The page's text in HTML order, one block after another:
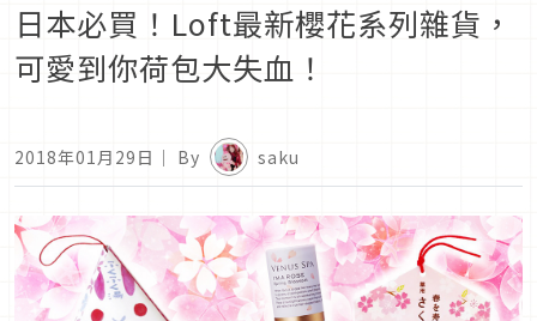
日本必買！Loft最新櫻花系列雜貨，
可愛到你荷包大失血！
2018年01月29日 ｜ By saku